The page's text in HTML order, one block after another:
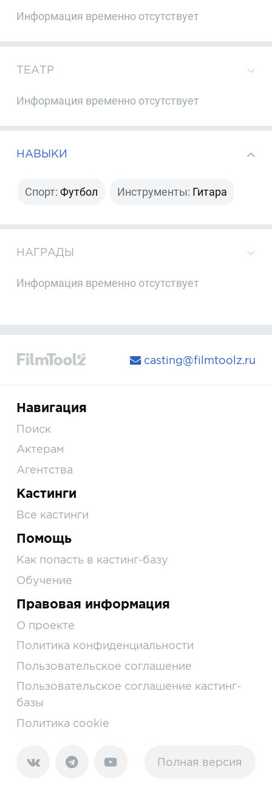
Информация временно отсутствует
ТЕАТР
Информация временно отсутствует
НАВЫКИ
Спорт: Футбол Инструменты: Гитара
НАГРАДЫ
Информация временно отсутствует
casting@filmtoolz.ru
Навигация
Поиск
Актерам
Агентства
Кастинги
Все кастинги
Помощь
Как попасть в кастинг-базу
Обучение
Правовая информация
О проекте
Политика конфиденциальности
Пользовательское соглашение
Пользовательское соглашение кастинг-
базы
Политика cookie
Полная версия